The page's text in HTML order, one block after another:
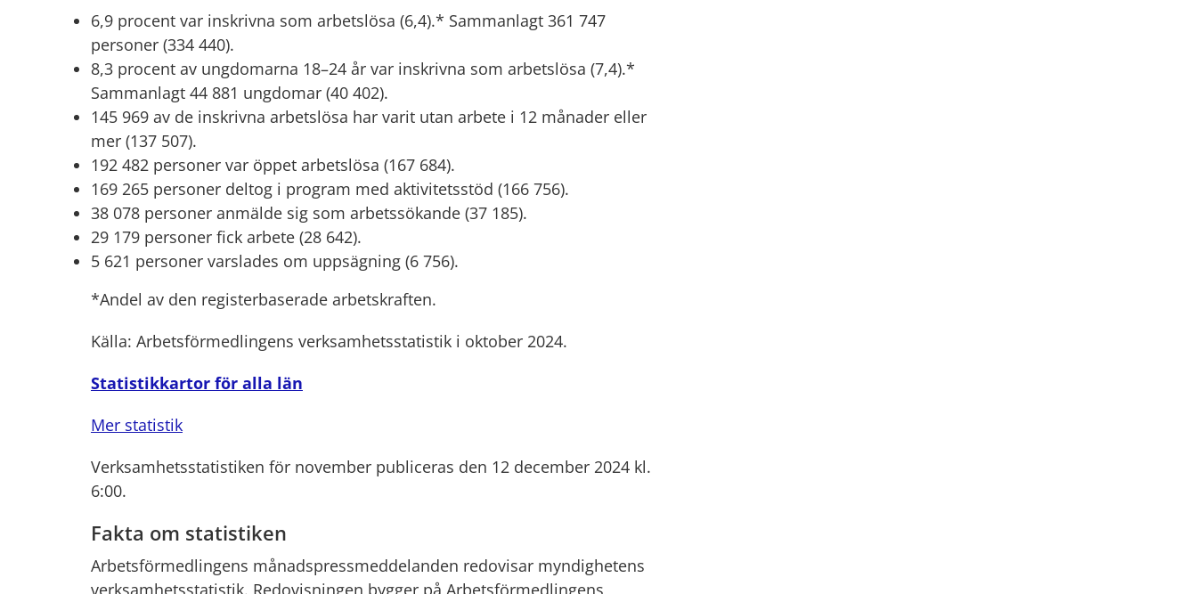
6,9 procent var inskrivna som arbetslösa (6,4).* Sammanlagt 361 747
personer (334 440).
8,3 procent av ungdomarna 18–24 år var inskrivna som arbetslösa (7,4).*
Sammanlagt 44 881 ungdomar (40 402).
145 969 av de inskrivna arbetslösa har varit utan arbete i 12 månader eller
mer (137 507).
192 482 personer var öppet arbetslösa (167 684).
169 265 personer deltog i program med aktivitetsstöd (166 756).
38 078 personer anmälde sig som arbetssökande (37 185).
29 179 personer fick arbete (28 642).
5 621 personer varslades om uppsägning (6 756).
*Andel av den registerbaserade arbetskraften.
Källa: Arbetsförmedlingens verksamhetsstatistik i oktober 2024.
Statistikkartor för alla län
Mer statistik
Verksamhetsstatistiken för november publiceras den 12 december 2024 kl.
6:00.
Fakta om statistiken
Arbetsförmedlingens månadspressmeddelanden redovisar myndighetens
verksamhetsstatistik. Redovisningen bygger på Arbetsförmedlingens